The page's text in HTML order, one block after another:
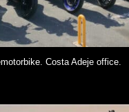
Costa Adeje office.